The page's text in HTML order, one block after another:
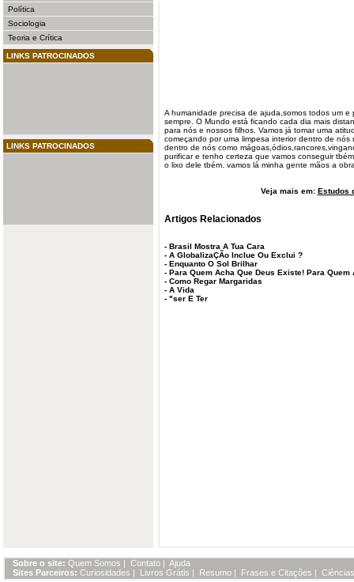
Política
Sociologia
Teoria e Crítica
LINKS PATROCINADOS
LINKS PATROCINADOS
A humanidade precisa de ajuda,somos todos um e
sempre. O Mundo está ficando cada dia mais
para nós e nossos filhos. Vamos já tomar uma
começando por uma limpesa interior dentro de nós
dentro de nós como
purificare tenho certeza que vamos conseguir
o lixo dele tbém. vamos lá minha gente mãos a
Veja mais em: Estudos
Artigos Relacionados
- Brasil Mostra A Tua Cara
- A GlobalizaÇÃo Inclue Ou Exclui ?
- Enquanto O Sol Brilhar
- Para Quem Acha Que Deus Existe! Para
- Como Regar Margaridas
- A Vida
- "ser E Ter
Sobre o site: Quem Somos | Contato | Ajuda
Sites Parceiros: Curiosidades | Livros Grátis | Resumo | Frases e Citações |